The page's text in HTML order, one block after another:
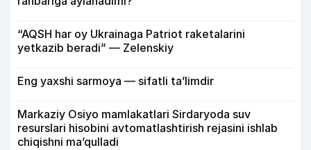
“AQSH har oy Ukrainaga Patriot raketalarini
yetkazib beradi” — Zelenskiy
Eng yaxshi sarmoya — sifatli ta’limdir
Markaziy Osiyo mamlakatlari Sirdaryoda suv
resurslari hisobini avtomatlashtirish rejasini ishlab
chiqishni ma’qulladi